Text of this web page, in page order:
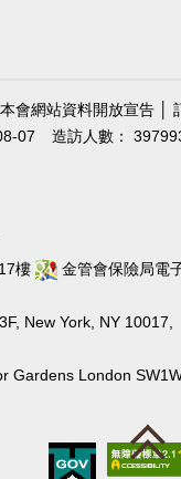
本會網站資料開放宣告
造訪人數：
07
樓
金管會保險局電
New York, NY 10017,
Gardens London